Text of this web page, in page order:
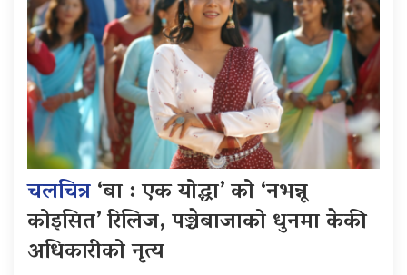
चलचित्र‘बा : एक योद्धा’ को ‘नभन्नू
कोइसित’ रिलिज, पञ्चेबाजाको धुनमा केकी
अधिकारीको नृत्य